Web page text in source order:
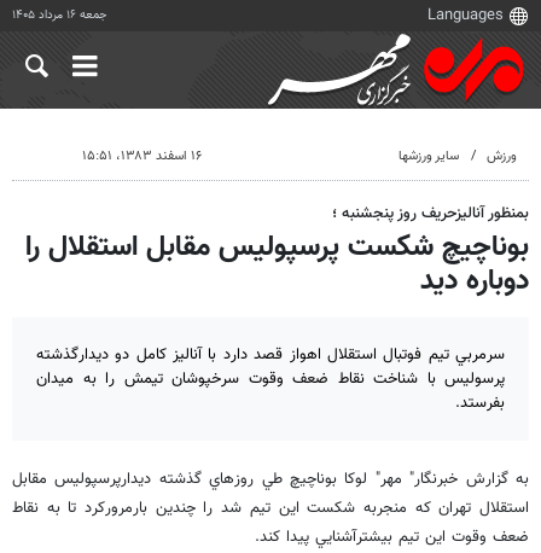
جمعه ۱۶ مرداد ۱۴۰۵
ورزش سایر ورزشها ۱۶ اسفند ۱۳۸۳، ۱۵:۵۱
بمنظور آناليزحريف روز پنجشنبه ؛
بوناچيچ شكست پرسپوليس مقابل استقلال را
دوباره ديد
سرمربي تيم فوتبال استقلال اهواز قصد دارد با آناليز كامل دو ديدارگذشته
پرسوليس با شناخت نقاط ضعف وقوت سرخپوشان تيمش را به ميدان
بفرستد.
به گزارش خبرنگار" مهر" لوكا بوناچيچ طي روزهاي گذشته ديدارپرسپوليس مقابل
استقلال تهران كه منجربه شكست اين تيم شد را چندين بارمروركرد تا به نقاط
ضعف وقوت اين تيم بيشترآشنايي پيدا كند.